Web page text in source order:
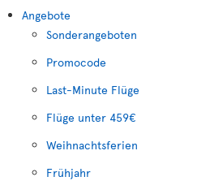
Angebote
Sonderangeboten
Promocode
Last-Minute Flüge
Flüge unter 459€
Weihnachtsferien
Frühjahr